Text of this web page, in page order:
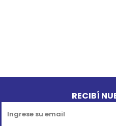
RECIBÍ